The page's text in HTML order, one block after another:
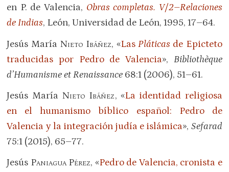
en P. de Valencia, Obras completas. V/2–Relaciones
de Indias, León, Universidad de León, 1995, 17–64.
Jesús María Nieto Ibáñez, «Las Pláticas de Epicteto
traducidas por Pedro de Valencia», Bibliothèque
d’Humanisme et Renaissance 68:1 (2006), 51–61.
Jesús María Nieto Ibáñez, «La identidad religiosa
en el humanismo bíblico español: Pedro de
Valencia y la integración judía e islámica», Sefarad
75:1 (2015), 65–77.
Jesús Paniagua Pérez, «Pedro de Valencia, cronista e